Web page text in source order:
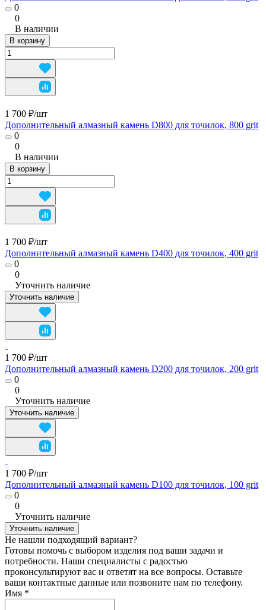
0
0
В наличии
В корзину
1 700 ₽/шт
Дополнительный алмазный камень D800 для точилок, 800 grit
0
0
В наличии
В корзину
1 700 ₽/шт
Дополнительный алмазный камень D400 для точилок, 400 grit
0
0
Уточнить наличие
Уточнить наличие
1 700 ₽/шт
Дополнительный алмазный камень D200 для точилок, 200 grit
0
0
Уточнить наличие
Уточнить наличие
1 700 ₽/шт
Дополнительный алмазный камень D100 для точилок, 100 grit
0
0
Уточнить наличие
Уточнить наличие
Не нашли подходящий вариант?
Готовы помочь с выбором изделия под ваши задачи и
потребности. Наши специалисты с радостью
проконсультируют вас и ответят на все вопросы. Оставьте
ваши контактные данные или позвоните нам по телефону.
Имя *